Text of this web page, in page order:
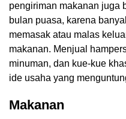
pengiriman makanan juga
bulan puasa, karena
memasak atau malas
makanan. Menjual
minuman, dan kue-kue
ide usaha yang
Makanan